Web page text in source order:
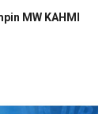
MW KAHMI